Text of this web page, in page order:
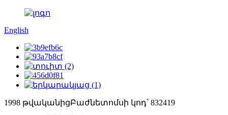
English
1998 թվականիցԲաժնետոմսի կոդ՝ 832419